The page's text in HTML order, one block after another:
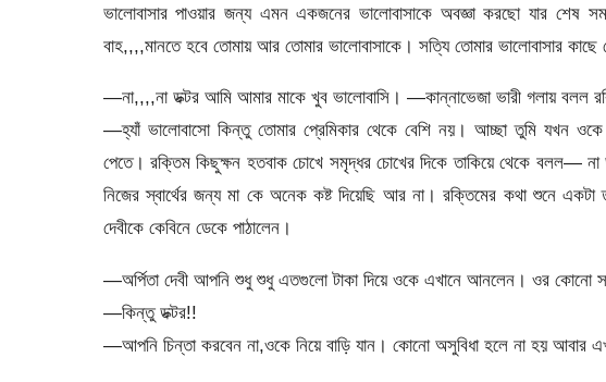
ভালোবাসার পাওয়ার জন্য এমন একজনের ভালোবাসাকে অবজ্ঞা করছো যার শেষ
বাহ,,,,মানতে হবে তোমায় আর তোমার ভালোবাসাকে। সত্যি তোমার ভালোবাসার কাছে
―না,,,,না ডক্টর আমি আমার মাকে খুব ভালোবাসি। —কান্নাভেজা ভারী গলায় বলল
―হ্যাঁ ভালোবাসো কিন্তু তোমার প্রেমিকার থেকে বেশি নয়। আচ্ছা তুমি যখন
পেতে। রক্তিম কিছুক্ষন হতবাক চোখে সমৃদ্ধর চোখের দিকে তাকিয়ে থেকে বলল—
নিজের স্বার্থের জন্য মা কে অনেক কষ্ট দিয়েছি আর না। রক্তিমের কথা শুনে
দেবীকে কেবিনে ডেকে পাঠালেন।
―অর্পিতা দেবী আপনি শুধু শুধু এতগুলো টাকা দিয়ে ওকে এখানে আনলেন। ওর কোনো
―কিন্তু ডক্টর!!
―আপনি চিন্তা করবেন না,ওকে নিয়ে বাড়ি যান। কোনো অসুবিধা হলে না হয়